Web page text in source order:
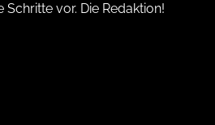
vor. Die Redaktion!